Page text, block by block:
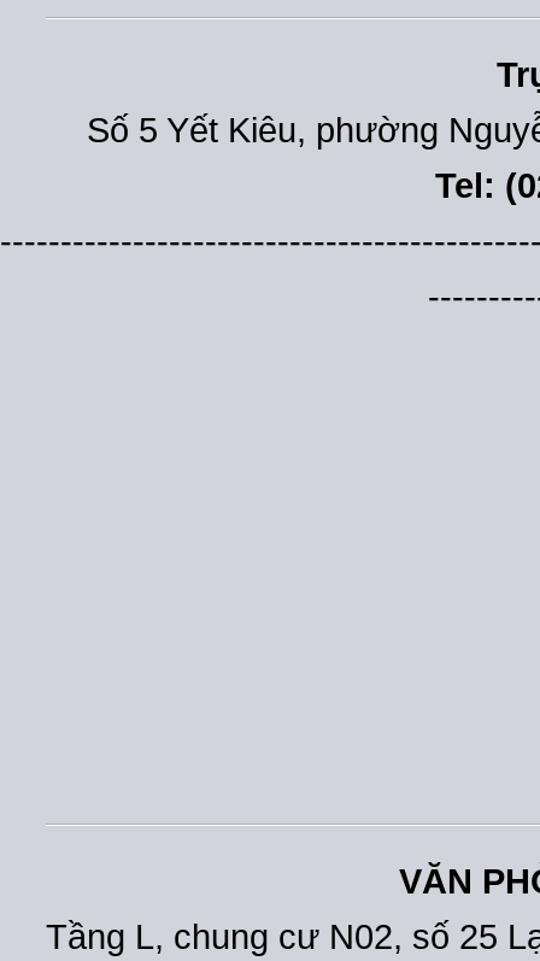
Số 5 Yết Kiêu, phường
Tel:
VĂN
Tầng L, chung cư N02, số 25